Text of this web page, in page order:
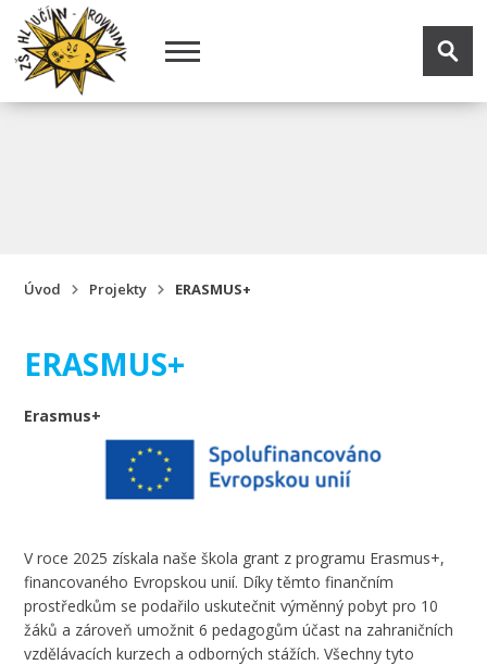
Úvod Projekty ERASMUS+
ERASMUS+
Erasmus+
V roce 2025 získala naše škola grant z programu Erasmus+,
financovaného Evropskou unií. Díky těmto finančním
prostředkům se podařilo uskutečnit výměnný pobyt pro 10
žáků a zároveň umožnit 6 pedagogům účast na zahraničních
vzdělávacích kurzech a odborných stážích. Všechny tyto